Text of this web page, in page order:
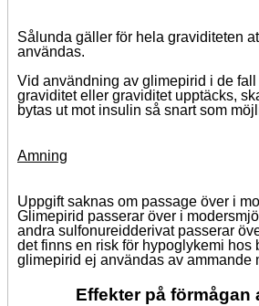
Sålunda gäller för hela graviditeten
användas.
Vid användning av glimepirid i de
graviditet eller graviditet upptäcks,
bytas ut mot insulin så snart som
Amning
Uppgift saknas om passage över i
Glimepirid passerar över i
andra sulfonureidderivat passerar
det finns en risk för hypoglykemi hos
glimepirid ej användas av ammande
Effekter på förmågan